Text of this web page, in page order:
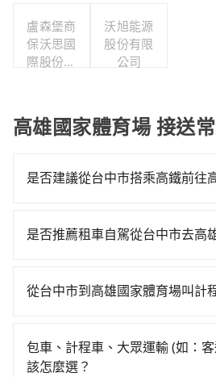
盧森堡商
保沃思國
際股份有
沃旭能源
股份有限
公司
高雄國家體育場 接送
是否建議從台中市搭乘高鐵前往
舒適、省時、較貴！從最早06:25
程約35分鐘。抵達高鐵站後，步
再用10分鐘出站，最後再根據距
況，決定是步行一段路或者搭乘
是否推薦租車自駕從台中市去高
時不需要閉目養神（因為要自己
$115~205承租小轎車，每公里再
市（東區）到高雄國家體育場的花
從台中市到高雄國家體育場叫計
灣大車隊、Uber、Line Taxi、
到車，也可考慮打電話至附近的
包車、計程車、大眾運輸 (如：
該怎麼選？